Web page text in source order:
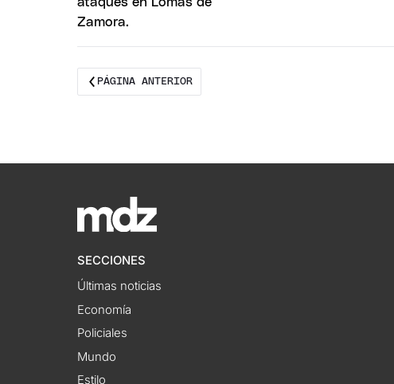
PÁGINA ANTERIOR
SECCIONES
Últimas noticias
Economía
Policiales
Mundo
Estilo